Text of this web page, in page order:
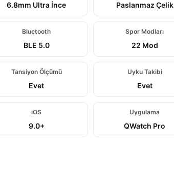
6.8mm Ultra İnce Paslanmaz Çelik
Bluetooth
BLE 5.0
Spor Modları
22 Mod
Tansiyon Ölçümü
Evet
Uyku Takibi
Evet
iOS
9.0+
Uygulama
QWatch Pro